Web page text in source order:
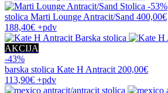
-53%
stolica Marti Lounge Antracit/Sand 400,00€
188,40€ +pdv
AKCIJA
-43%
barska stolica Kate H Antracit 200,00€
113,90€ +pdv